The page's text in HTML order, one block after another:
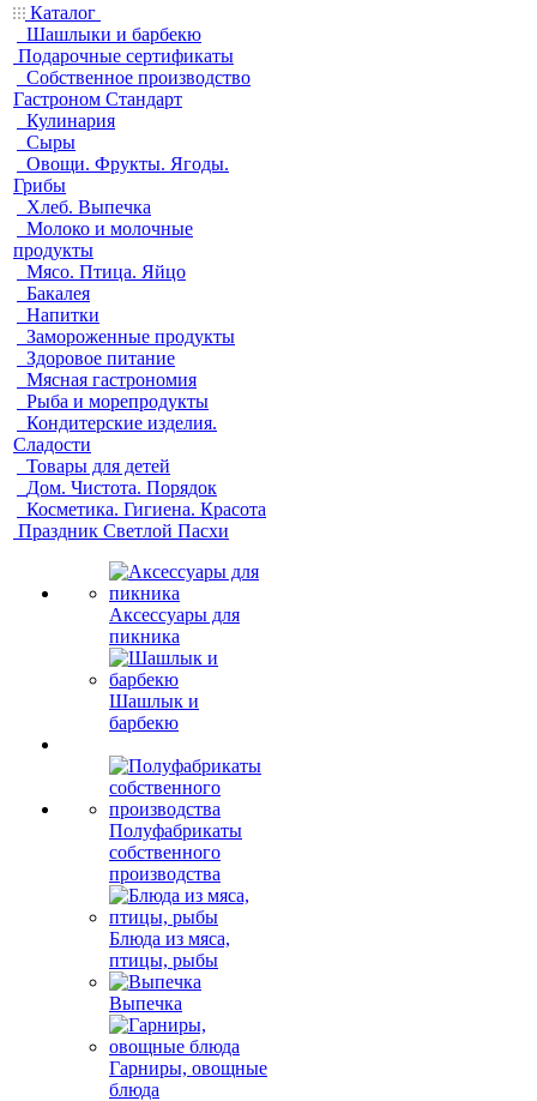
Каталог
Шашлыки и барбекю
Подарочные сертификаты
Собственное производство
Гастроном Стандарт
Кулинария
Сыры
Овощи. Фрукты. Ягоды.
Грибы
Хлеб. Выпечка
Молоко и молочные
продукты
Мясо. Птица. Яйцо
Бакалея
Напитки
Замороженные продукты
Здоровое питание
Мясная гастрономия
Рыба и морепродукты
Кондитерские изделия.
Сладости
Товары для детей
Дом. Чистота. Порядок
Косметика. Гигиена. Красота
Праздник Светлой Пасхи
Аксессуары для
пикника
Шашлык и
барбекю
Полуфабрикаты
собственного
производства
Блюда из мяса,
птицы, рыбы
Выпечка
Гарниры, овощные
блюда